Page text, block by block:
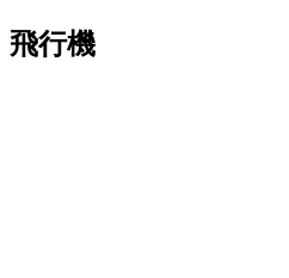
飛行機